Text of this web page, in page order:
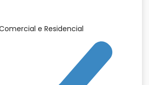
e Residencial